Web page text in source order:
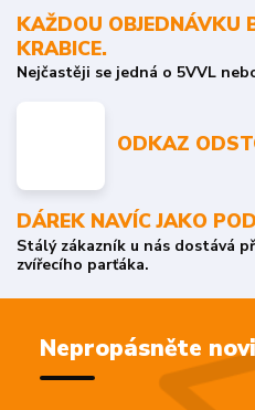
KAŽDOU OBJEDNÁVKU
KRABICE.
Nejčastěji se jedná o 5VVL
ODKAZ
DÁREK NAVÍC JAKO
Stálý zákazník u nás dostává
zvířecího parťáka.
Nepropásněte